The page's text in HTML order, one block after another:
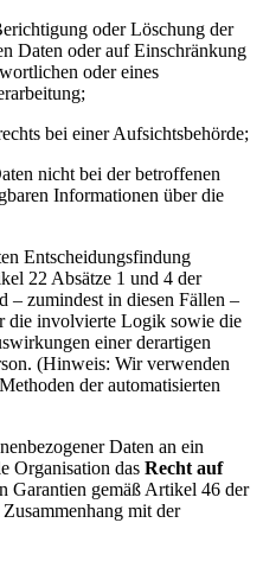
oder Löschung der
Daten oder auf Einschränkung
oder eines
bei einer Aufsichtsbehörde;
nicht bei der betroffenen
Informationen über die
Entscheidungsfindung
22 Absätze 1 und 4 der
– zumindest in diesen Fällen –
die involvierte Logik sowie die
einer derartigen
(Hinweis: Wir verwenden
der automatisierten
Daten an ein
Organisation das Recht auf
Garantien gemäß Artikel 46 der
mit der